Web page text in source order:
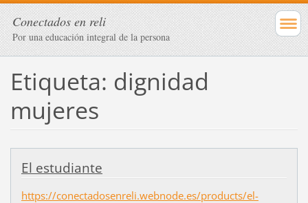
Conectados en reli
Por una educación integral de la persona
Etiqueta: dignidad
mujeres
El estudiante
https://conectadosenreli.webnode.es/products/el-